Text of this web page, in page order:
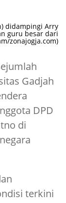
didampingi Arry
guru besar dari
zonajogja.com)
Gadjah
DPD
di
terkini